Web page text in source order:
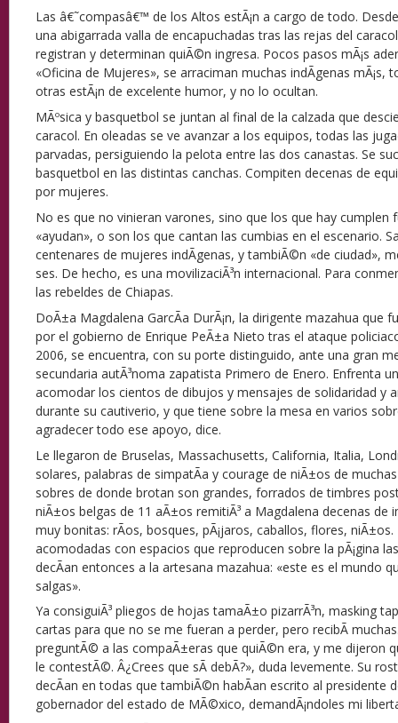
Las â€˜compasâ€™ de los Altos estÃ¡n a cargo de todo.
una abigarrada valla de encapuchadas tras las rejas del
registran y determinan quiÃ©n ingresa. Pocos pasos mÃ¡s
«Oficina de Mujeres», se arraciman muchas indÃ­genas mÃ¡s,
otras estÃ¡n de excelente humor, y no lo ocultan.
MÃºsica y basquetbol se juntan al final de la calzada que
caracol. En oleadas se ve avanzar a los equipos, todas las
parvadas, persiguiendo la pelota entre las dos canastas. Se
basquetbol en las distintas canchas. Compiten decenas de
por mujeres.
No es que no vinieran varones, sino que los que hay cumplen
«ayudan», o son los que cantan las cumbias en el escenario.
centenares de mujeres indÃ­genas, y tambiÃ©n «de ciudad»,
ses. De hecho, es una movilizaciÃ³n internacional. Para
las rebeldes de Chiapas.
DoÃ±a Magdalena GarcÃ­a DurÃ¡n, la dirigente mazahua que
por el gobierno de Enrique PeÃ±a Nieto tras el ataque
2006, se encuentra, con su porte distinguido, ante una gran
secundaria autÃ³noma zapatista Primero de Enero. Enfrenta
acomodar los cientos de dibujos y mensajes de solidaridad y
durante su cautiverio, y que tiene sobre la mesa en varios
agradecer todo ese apoyo, dice.
Le llegaron de Bruselas, Massachusetts, California, Italia,
solares, palabras de simpatÃ­a y courage de niÃ±os de
sobres de donde brotan son grandes, forrados de timbres
niÃ±os belgas de 11 aÃ±os remitiÃ³ a Magdalena decenas de
muy bonitas: rÃ­os, bosques, pÃ¡jaros, caballos, flores,
acomodadas con espacios que reproducen sobre la pÃ¡gina
decÃ­an entonces a la artesana mazahua: «este es el mundo
salgas».
Ya consiguiÃ³ pliegos de hojas tamaÃ±o pizarrÃ³n, masking
cartas para que no se me fueran a perder, pero recibÃ­
preguntÃ© a las compaÃ±eras que quiÃ©n era, y me dijeron
le contestÃ©. Â¿Crees que sÃ­ debÃ­?», duda levemente. Su
decÃ­an en todas que tambiÃ©n habÃ­an escrito al presidente
gobernador del estado de MÃ©xico, demandÃ¡ndoles mi